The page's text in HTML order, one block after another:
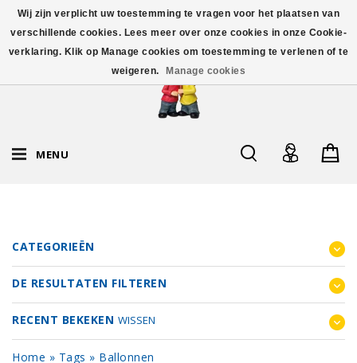
MENU
CATEGORIEËN
DE RESULTATEN FILTEREN
RECENT BEKEKEN WISSEN
Home » Tags » Ballonnen
Wij zijn verplicht uw toestemming te vragen voor het plaatsen van
verschillende cookies. Lees meer over onze cookies in onze Cookie-
verklaring. Klik op Manage cookies om toestemming te verlenen of te
weigeren.
Manage cookies